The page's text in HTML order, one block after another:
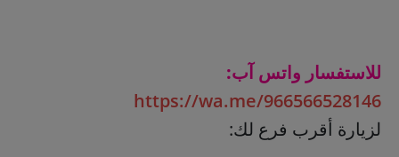
للاستفسار واتس آب:
https://wa.me/966566528146
لزيارة أقرب فرع لك: